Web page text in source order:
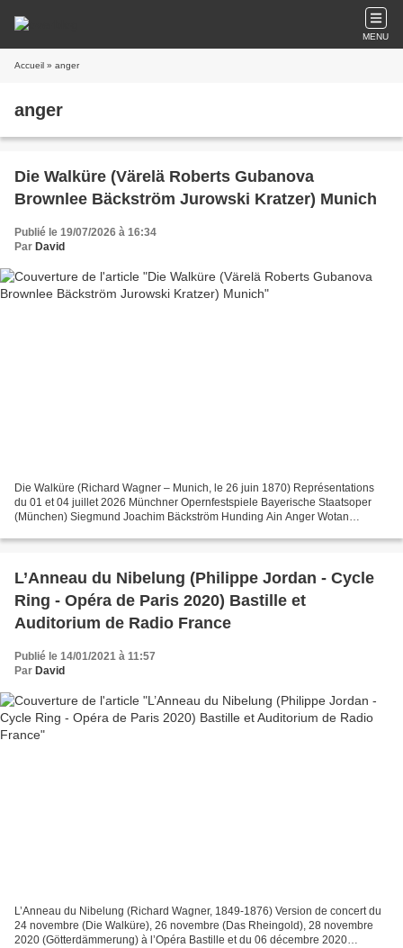
MENU
Accueil » anger
anger
Die Walküre (Värelä Roberts Gubanova
Brownlee Bäckström Jurowski Kratzer) Munich
Publié le 19/07/2026 à 16:34
Par David
Die Walküre (Richard Wagner – Munich, le 26 juin 1870) Représentations
du 01 et 04 juillet 2026 Münchner Opernfestspiele Bayerische Staatsoper
(München) Siegmund Joachim Bäckström Hunding Ain Anger Wotan
L’Anneau du Nibelung (Philippe Jordan - Cycle
Ring - Opéra de Paris 2020) Bastille et
Auditorium de Radio France
Publié le 14/01/2021 à 11:57
Par David
L’Anneau du Nibelung (Richard Wagner, 1849-1876) Version de concert du
24 novembre (Die Walküre), 26 novembre (Das Rheingold), 28 novembre
2020 (Götterdämmerung) à l’Opéra Bastille et du 06 décembre 2020